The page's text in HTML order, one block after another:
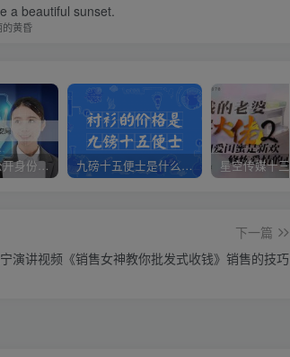
a beautiful sunset.
的黄昏
国安局上班公开身份是什么（国安身份对家人保密吗） 九磅十五便士是什么意思（九磅十五便士是什么梗）
下一篇
演讲视频《销售女神教你批发式收钱》销售的技巧